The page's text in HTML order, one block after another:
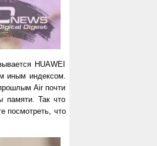
HUAWEI
иным индексом.
Air почти
памяти. Так что
посмотреть, что